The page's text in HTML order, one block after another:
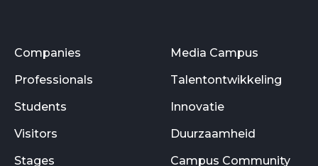
Companies
Professionals
Students
Visitors
Stages
Media Campus
Talentontwikkeling
Innovatie
Duurzaamheid
Campus Community